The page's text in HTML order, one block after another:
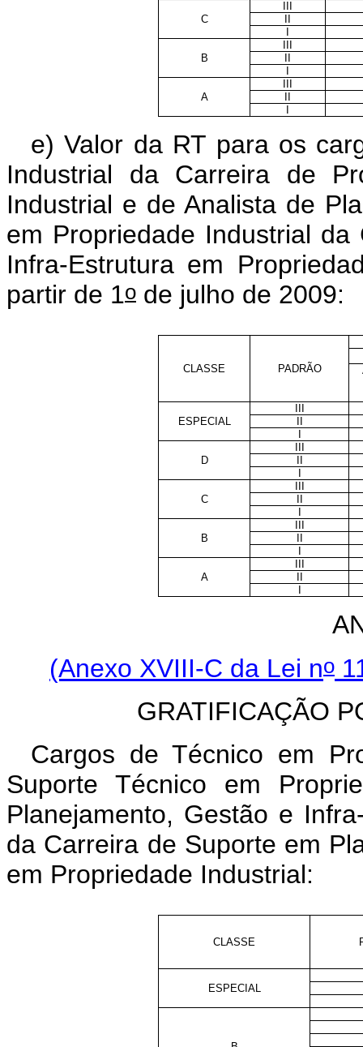
C
B
A
e) Valor da RT para os
Industrial da Carreira de
Industrial e de Analista de
em Propriedade Industrial
Infra-Estrutura em
partir de 1o de julho de 2009:
CLASSE PADRÃO
ESPECIAL
D
C
B
A
(Anexo XVIII-C da Lei no
GRATIFICAÇÃO
Cargos de Técnico em
Suporte Técnico em
Planejamento, Gestão e
da Carreira de Suporte em
em Propriedade Industrial:
CLASSE
ESPECIAL